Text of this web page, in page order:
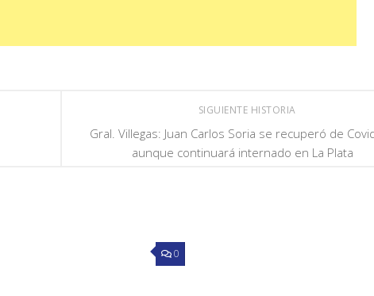
SIGUIENTE HISTORIA
Gral. Villegas: Juan Carlos Soria se recuperó de
aunque continuará internado en La Plata
0